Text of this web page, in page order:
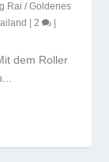
Rai / Goldenes
|2
dem Roller